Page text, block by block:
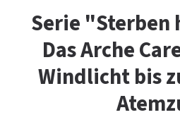
Werbung schalten
Kontakt
Das Team
Über uns
KONTAKT
DAS TEAM
ÜBER UNS
Serie "Sterben
Das Arche
Windlicht bis
Drucken